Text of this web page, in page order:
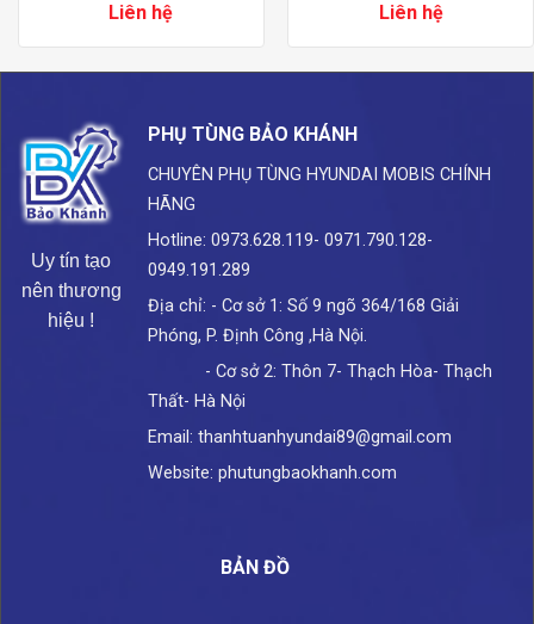
Liên hệ Liên hệ
Uy tín tạo
nên thương
hiệu !
PHỤ TÙNG BẢO KHÁNH
CHUYÊN PHỤ TÙNG HYUNDAI MOBIS CHÍNH
HÃNG
Hotline: 0973.628.119- 0971.790.128-
0949.191.289
Địa chỉ: - Cơ sở 1: Số 9 ngõ 364/168 Giải
Phóng, P. Định Công ,Hà Nội.
- Cơ sở 2: Thôn 7- Thạch Hòa- Thạch
Thất- Hà Nội
Email: thanhtuanhyundai89@gmail.com
Website: phutungbaokhanh.com
BẢN ĐỒ